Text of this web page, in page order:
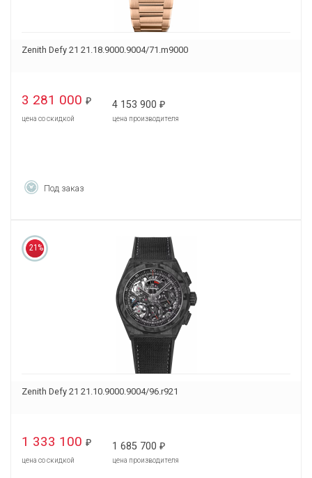
Zenith Defy 21 21.18.9000.9004/71.m9000
3 281 000 ₽
цена со скидкой
4 153 900 ₽
цена производителя
Под заказ
21%
Zenith Defy 21 21.10.9000.9004/96.r921
1 333 100 ₽
цена со скидкой
1 685 700 ₽
цена производителя